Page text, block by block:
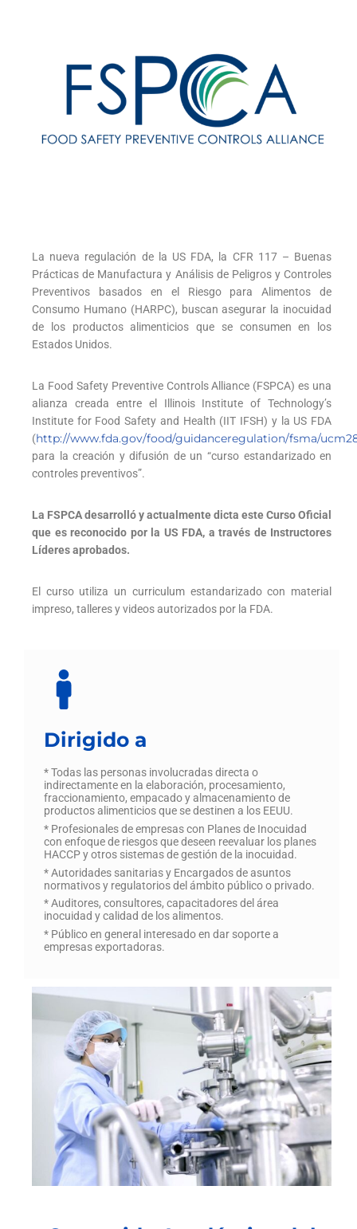
La nueva regulación de la US FDA, la CFR 117 – Buenas
Prácticas de Manufactura y Análisis de Peligros y Controles
Preventivos basados en el Riesgo para Alimentos de
Consumo Humano (HARPC), buscan asegurar la inocuidad
de los productos alimenticios que se consumen en los
Estados Unidos.
La Food Safety Preventive Controls Alliance (FSPCA) es una
alianza creada entre el Illinois Institute of Technology’s
Institute for Food Safety and Health (IIT IFSH) y la US FDA
(http://www.fda.gov/food/guidanceregulation/fsma/
para la creación y difusión de un “curso estandarizado en
controles preventivos”.
La FSPCA desarrolló y actualmente dicta este Curso Oficial
que es reconocido por la US FDA, a través de Instructores
Líderes aprobados.
El curso utiliza un curriculum estandarizado con material
impreso, talleres y videos autorizados por la FDA.
Dirigido a
* Todas las personas involucradas directa o
indirectamente en la elaboración, procesamiento,
fraccionamiento, empacado y almacenamiento de
productos alimenticios que se destinen a los EEUU.
* Profesionales de empresas con Planes de Inocuidad
con enfoque de riesgos que deseen reevaluar los planes
HACCP y otros sistemas de gestión de la inocuidad.
* Autoridades sanitarias y Encargados de asuntos
normativos y regulatorios del ámbito público o privado.
* Auditores, consultores, capacitadores del área
inocuidad y calidad de los alimentos.
* Público en general interesado en dar soporte a
empresas exportadoras.